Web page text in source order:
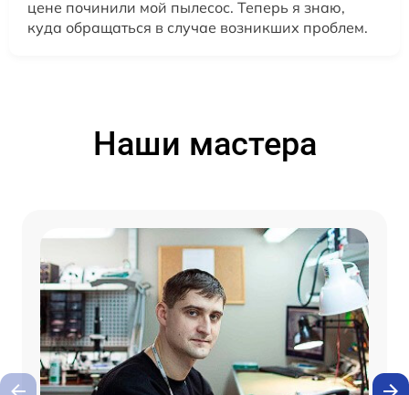
цене починили мой пылесос. Теперь я знаю,
куда обращаться в случае возникших проблем.
Наши мастера